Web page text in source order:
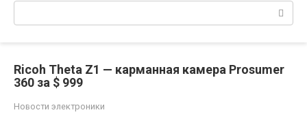
Поиск:
Ricoh Theta Z1 — карманная камера Prosumer
360 за $ 999
Новости электроники